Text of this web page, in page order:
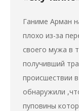
Ганиме Арман
плохо из-за
своего мужа в
получивший
происшествии
обнаружили
пуповины